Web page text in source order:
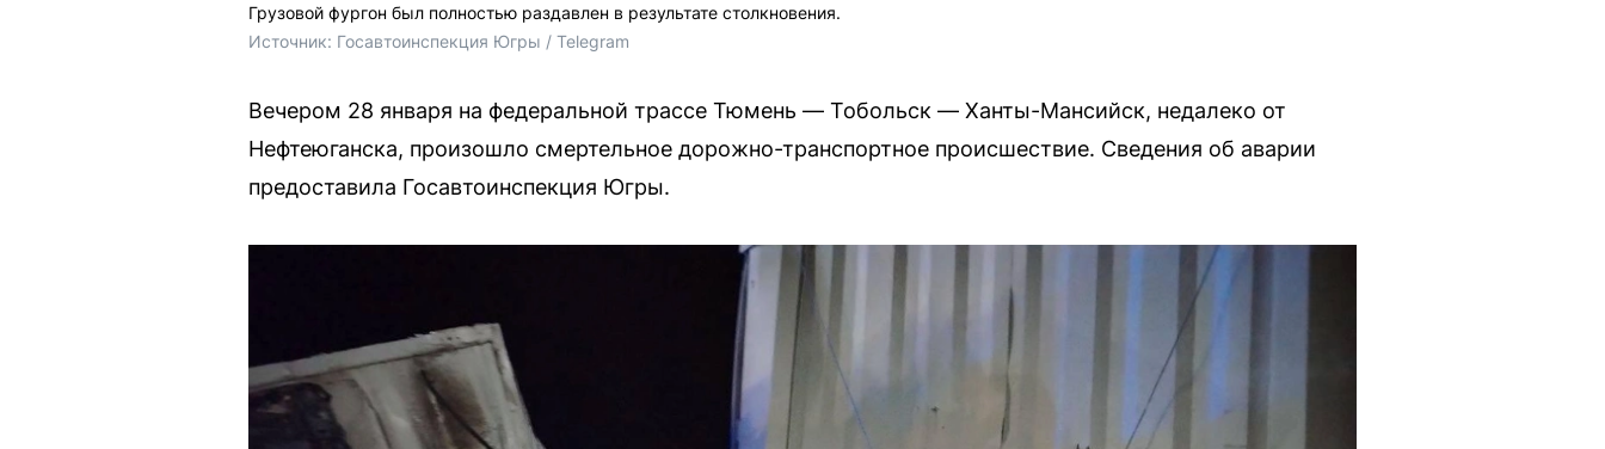
Грузовой фургон был полностью раздавлен в результате столкновения.
Источник: Госавтоинспекция Югры / Telegram
Вечером 28 января на федеральной трассе Тюмень — Тобольск — Ханты-Мансийск, недалеко от
Нефтеюганска, произошло смертельное дорожно-транспортное происшествие. Сведения об аварии
предоставила Госавтоинспекция Югры.